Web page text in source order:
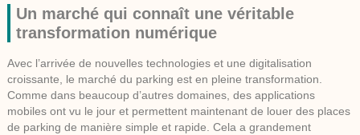
Un marché qui connaît une véritable
transformation numérique
Avec l’arrivée de nouvelles technologies et une digitalisation
croissante, le marché du parking est en pleine transformation.
Comme dans beaucoup d’autres domaines, des applications
mobiles ont vu le jour et permettent maintenant de louer des places
de parking de manière simple et rapide. Cela a grandement